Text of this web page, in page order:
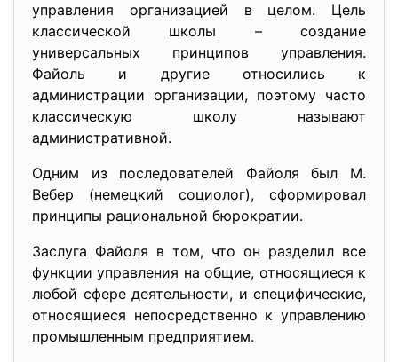
управления организацией в целом. Цель
классической школы – создание
универсальных принципов управления.
Файоль и другие относились к
администрации организации, поэтому часто
классическую школу называют
административной.
Одним из последователей Файоля был М.
Вебер (немецкий социолог), сформировал
принципы рациональной бюрократии.
Заслуга Файоля в том, что он разделил все
функции управления на общие, относящиеся к
любой сфере деятельности, и специфические,
относящиеся непосредственно к управлению
промышленным предприятием.